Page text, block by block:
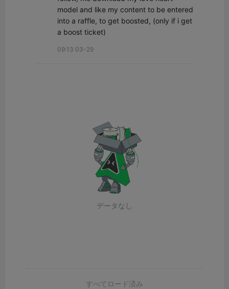
model and like my content to be entered
into a raffle, to get boosted, (only if i get
a boost ticket)
09:13 03-29
データなし
すべてロード済み